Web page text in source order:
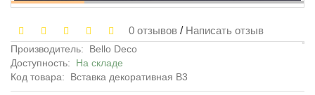
0 отзывов / Написать отзыв
Производитель:
Bello Deco
Доступность: На складе
Код товара:
Вставка декоративная В3